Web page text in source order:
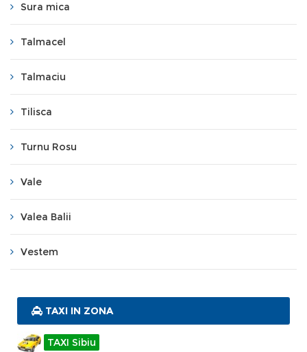
Sura mica
Talmacel
Talmaciu
Tilisca
Turnu Rosu
Vale
Valea Balii
Vestem
TAXI IN ZONA
TAXI Sibiu